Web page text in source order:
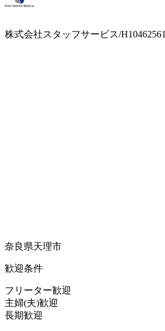
株式会社スタッフサービス/H10462561
奈良県天理市
歓迎条件
フリーター歓迎
主婦(夫)歓迎
長期歓迎